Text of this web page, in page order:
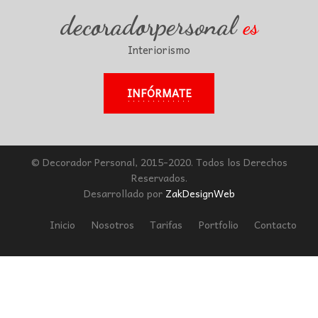
decoradorpersonales
Interiorismo
INFÓRMATE
© Decorador Personal, 2015-2020. Todos los Derechos
Reservados.
Desarrollado por ZakDesignWeb
Inicio Nosotros Tarifas Portfolio Contacto